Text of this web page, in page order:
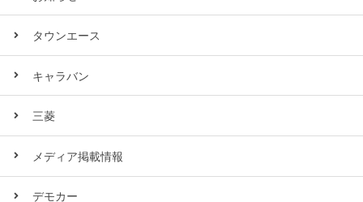
タウンエース
キャラバン
三菱
メディア掲載情報
デモカー